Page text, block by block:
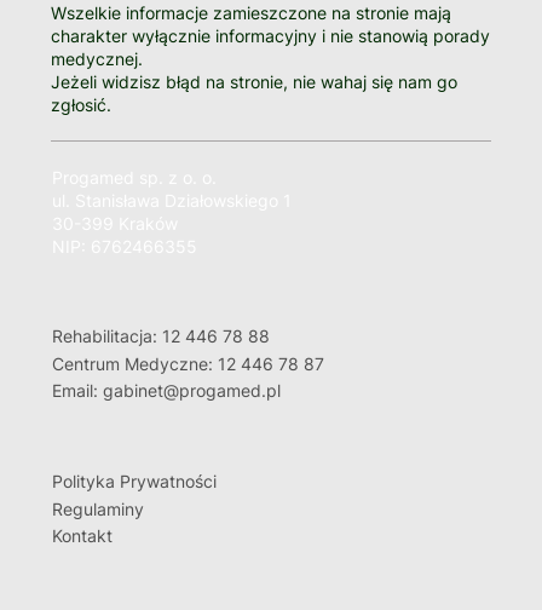
Wszelkie informacje zamieszczone na stronie mają
charakter wyłącznie informacyjny i nie stanowią porady
medycznej.
Jeżeli widzisz błąd na stronie, nie wahaj się nam go
zgłosić.
Rehabilitacja: 12 446 78 88
Centrum Medyczne: 12 446 78 87
Email: gabinet@progamed.pl
Polityka Prywatności
Regulaminy
Kontakt